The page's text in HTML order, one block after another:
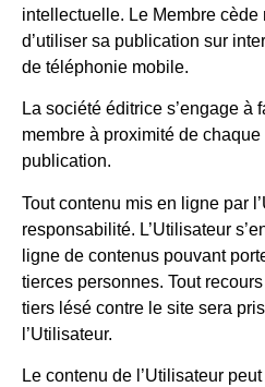
intellectuelle. Le Membre cède
d’utiliser sa publication sur
de téléphonie mobile.
La société éditrice s’engage à
membre à proximité de
publication.
Tout contenu mis en ligne par
responsabilité. L’Utilisateur
ligne de contenus pouvant
tierces personnes. Tout
tiers lésé contre le site sera
l’Utilisateur.
Le contenu de l’Utilisateur